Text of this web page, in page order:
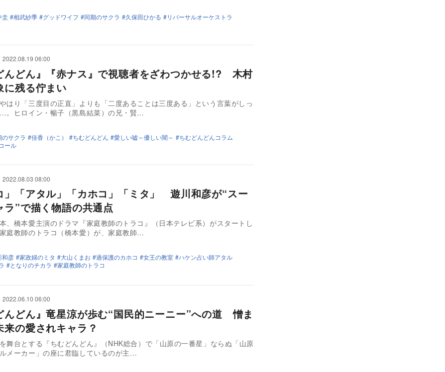
圭 相武紗季 グッドワイフ 同期のサクラ 久保田ひかる リバーサルオーケストラ
2022.08.19 06:00
んどん』『赤ナス』で視聴者をざわつかせる!? 木村
に残る佇まい
はり「三度目の正直」よりも「二度あることは三度ある」という言葉がしっ
。ヒロイン・暢子（黒島結菜）の兄・賢…
のサクラ 佳香（かこ） ちむどんどん 愛しい嘘～優しい闇～
ちむどんどんコラム
ール
2022.08.03 08:00
」「アタル」「カホコ」「ミタ」 遊川和彦が“スー
ラ”で描く物語の共通点
、橋本愛主演のドラマ『家庭教師のトラコ』（日本テレビ系）がスタートし
庭教師のトラコ（橋本愛）が、家庭教師…
和彦 家政婦のミタ 大山くまお 過保護のカホコ 女王の教室
ハケン占い師アタル
となりのチカラ 家庭教師のトラコ
2022.06.10 06:00
んどん』竜星涼が歩む“国民的ニーニー”への道 憎ま
来の愛されキャラ？
舞台とする『ちむどんどん』（NHK総合）で「山原の一番星」ならぬ「山原
メーカー」の座に君臨しているのが主…